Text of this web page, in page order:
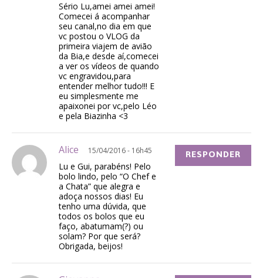
Sério Lu,amei amei amei!
Comecei á acompanhar
seu canal,no dia em que
vc postou o VLOG da
primeira viajem de avião
da Bia,e desde aí,comecei
a ver os vídeos de quando
vc engravidou,para
entender melhor tudo!!! E
eu simplesmente me
apaixonei por vc,pelo Léo
e pela Biazinha <3
Alice 15/04/2016 - 16h45
Lu e Gui, parabéns! Pelo
bolo lindo, pelo “O Chef e
a Chata” que alegra e
adoça nossos dias! Eu
tenho uma dúvida, que
todos os bolos que eu
faço, abatumam(?) ou
solam? Por que será?
Obrigada, beijos!
RESPONDER